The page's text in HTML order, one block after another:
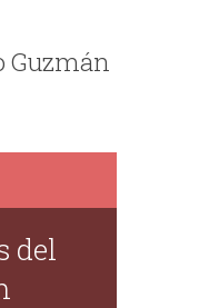
Guzmán
del